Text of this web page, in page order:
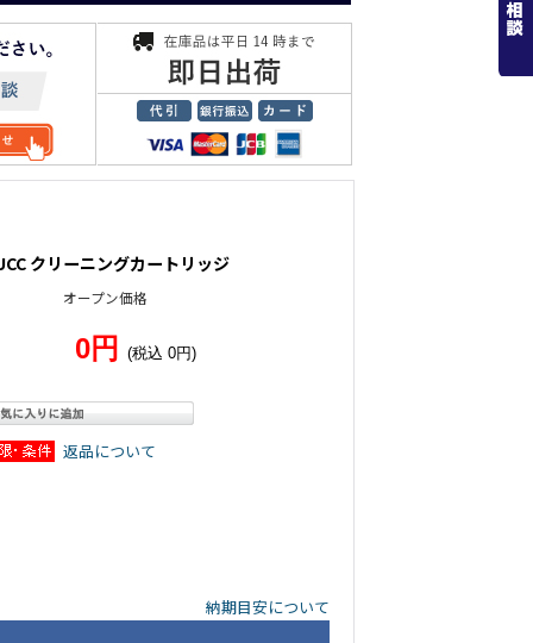
クリーニングカートリッジ
オープン価格
0円 (税込 0円)
返品について
納期目安について